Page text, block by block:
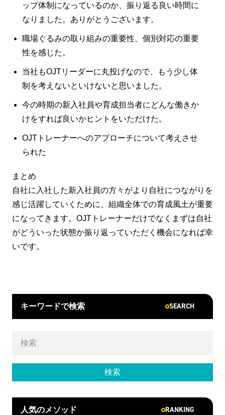
ップ体制になっているのか、振り返る良い時間に
なりました。ありがとうございます。
職場ぐるみの取り組みの重要性、個別対応の重要
性を感じた。
当社もOJTリーダーに丸投げなので、もう少し体
制を考えないといけないと思いました。
今の時期の新入社員や育成担当者にどんな働きか
けをすれば良いかヒントをいただけた。
OJTトレーナーへのアプローチについて考えさせ
られた
まとめ
自社に入社した新入社員の方々がより自社につながりを
感じ活躍していくために、組織全体での育成風土が重要
になってきます。OJTトレーナーだけでなくまずは自社
がどういった状態か振り返っていただく機会になれば幸
いです。
キーワードで検索 SEARCH
人気のメソッド RANKING